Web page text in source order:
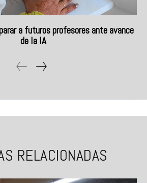
a futuros profesores ante avance
de la IA
RELACIONADAS